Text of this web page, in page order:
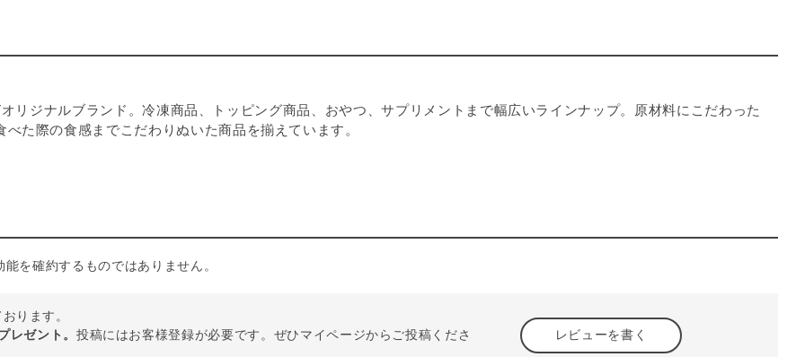
リジナルブランド。冷凍商品、トッピング商品、おやつ、サプリメントまで幅広いラインナップ。原材料にこだわった
た際の食感までこだわりぬいた商品を揃えています。
を確約するものではありません。
ります。
レゼント。 投稿にはお客様登録が必要です。ぜひマイページからご投稿くださ
レビューを書く